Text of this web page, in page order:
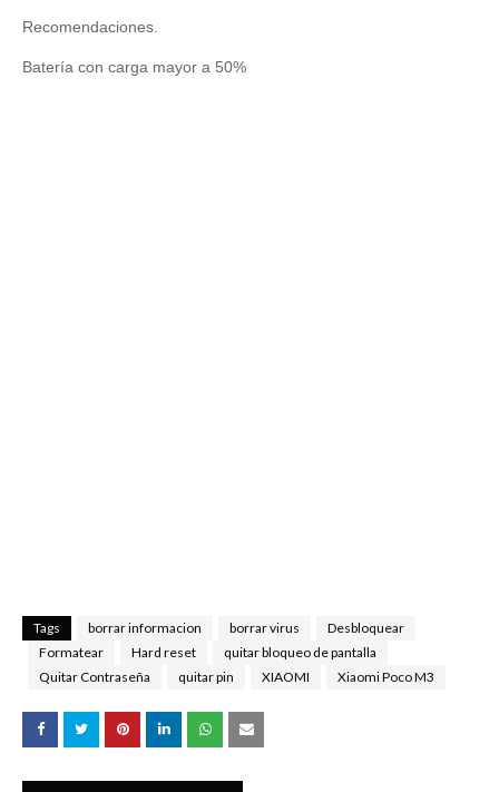
Recomendaciones.
Batería con carga mayor a 50%
Tags borrar informacion borrar virus
Desbloquear
Formatear
Hard reset
quitar bloqueo de pantalla
Quitar Contraseña
quitar pin XIAOMI Xiaomi Poco M3